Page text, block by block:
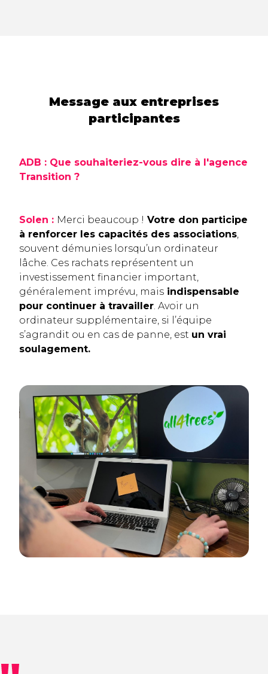
Message aux entreprises
participantes
ADB : Que souhaiteriez-vous dire à l'agence
Transition ?
Solen : Merci beaucoup ! Votre don participe
à renforcer les capacités des associations,
souvent démunies lorsqu’un ordinateur
lâche. Ces rachats représentent un
investissement financier important,
généralement imprévu, mais indispensable
pour continuer à travailler. Avoir un
ordinateur supplémentaire, si l’équipe
s’agrandit ou en cas de panne, est un vrai
soulagement.